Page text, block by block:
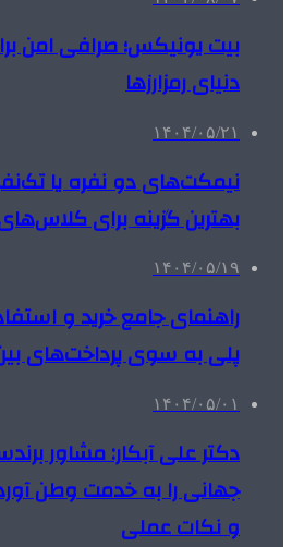
بیت یونیکس؛ صرافی امن
دنیای رمزارزها
۱۴۰۴/۰۵/۲۱
نیمکت‌های دو نفره یا
بهترین گزینه برای
۱۴۰۴/۰۵/۱۹
راهنمای جامع خرید و
پلی به سوی پرداخت‌های
۱۴۰۴/۰۵/۰۱
دکتر علی آبکار: مشاور
جهانی را به خدمت وطن
و نکات عملی